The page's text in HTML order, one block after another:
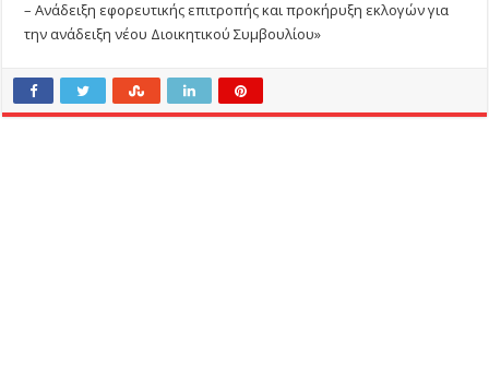
– Ανάδειξη εφορευτικής επιτροπής και προκήρυξη εκλογών για
την ανάδειξη νέου Διοικητικού Συμβουλίου»